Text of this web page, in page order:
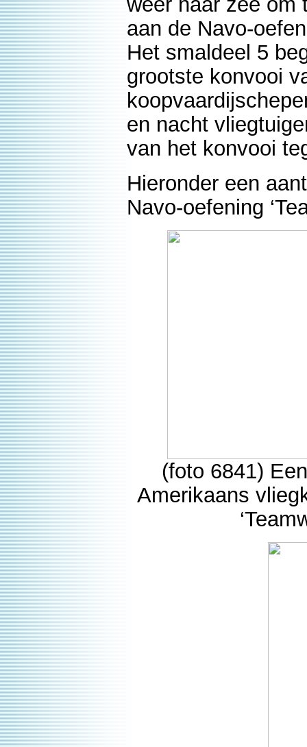
aan de Navo-
Het smaldeel 5
grootste konvooi
en nacht
van het konvooi
Hieronder een
Navo-oefening
(foto 6841)
Amerikaans